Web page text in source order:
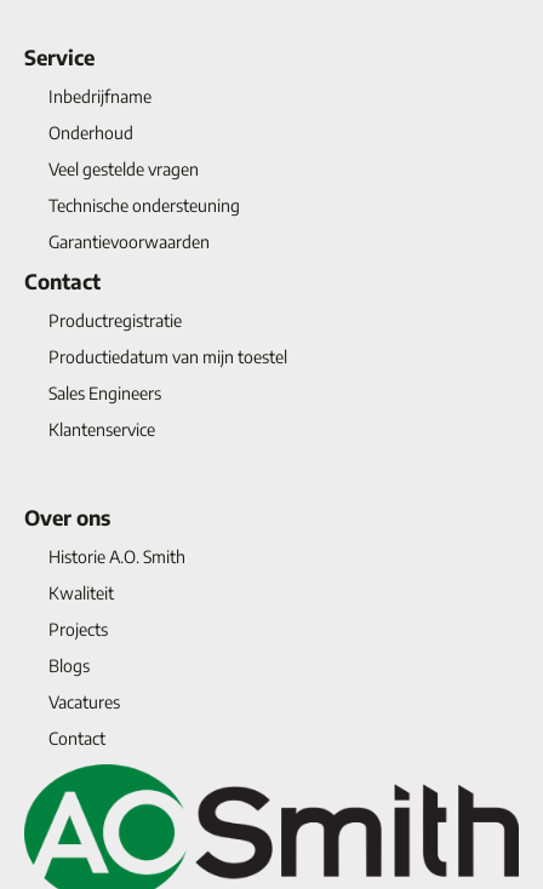
Service
Inbedrijfname
Onderhoud
Veel gestelde vragen
Technische ondersteuning
Garantievoorwaarden
Contact
Productregistratie
Productiedatum van mijn toestel
Sales Engineers
Klantenservice
Over ons
Historie A.O. Smith
Kwaliteit
Projects
Blogs
Vacatures
Contact